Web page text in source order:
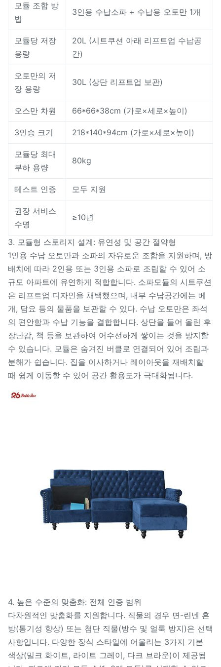
모듈 조합 방
법
3인용 수납소파 + 수납용 오토만 1개
모듈당 저장
용량
20L (시트쿠션 아래 리프트업 수납공
간)
오토만의 저
장 용량
30L (상단 리프트업 보관)
오스만 차원 66*66*38cm (가로×세로×높이)
3인승 크기 218*140*94cm (가로×세로×높이)
모듈당 최대
부하 용량
80kg
테스트 인증 모두 지원
권장 서비스
수명
≥10년
3. 모듈형 스토리지 설계: 유연성 및 공간 절약형
1인용 수납 오토만과 소파의 자유로운 조합을 지원하며, 방
배치에 따라 2인용 또는 3인용 소파로 조립할 수 있어 소
규모 아파트에 유연하게 적합합니다. 소파모듈의 시트쿠션
은 리프트업 디자인을 채택했으며, 내부 수납공간에는 베
개, 담요 등의 물품을 보관할 수 있다. 수납 오토만은 좌석
의 편안함과 수납 기능을 결합합니다. 상단을 들어 올린 후
장난감, 책 등을 보관하여 어수선하게 쌓이는 것을 방지할
수 있습니다. 모듈은 숨겨진 버클로 연결되어 있어 조립과
분해가 쉽습니다. 집을 이사하거나 레이아웃을 재배치할
때 쉽게 이동할 수 있어 공간 활용도가 극대화됩니다.
4. 높은 수준의 맞춤화: 전체 인증 범위
다차원적인 맞춤화를 지원합니다. 직물의 경우 면-린넨 혼
방(통기성 향상) 또는 첨단 직물(방수 및 얼룩 방지)은 선택
사항입니다. 다양한 장식 스타일에 어울리는 3가지 기본
색상(밀크 화이트, 라이트 그레이, 다크 브라운)이 제공됩